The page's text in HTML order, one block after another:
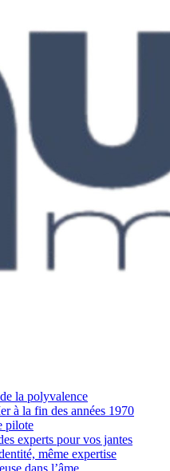
la polyvalence
à la fin des années 1970
pilote
experts pour vos jantes
même expertise
dans l’âme